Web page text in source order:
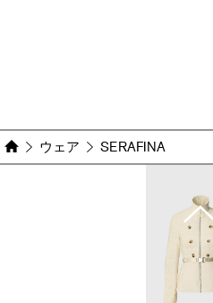
ウェア SERAFINA